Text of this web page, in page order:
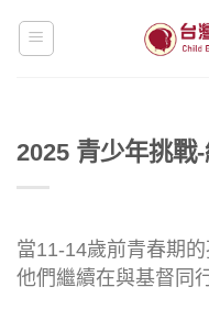
2025 青少年挑戰
當11-14歲前青春期
他們繼續在與基督同